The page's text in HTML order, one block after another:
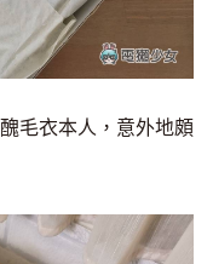
毛衣本人，意外地頗